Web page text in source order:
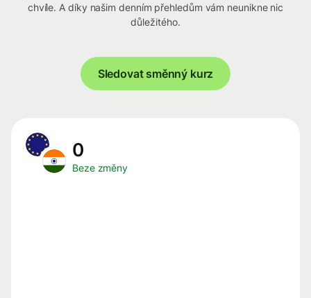
chvíle. A díky našim denním přehledům vám neunikne nic
důležitého.
Sledovat směnný kurz
0
Beze změny